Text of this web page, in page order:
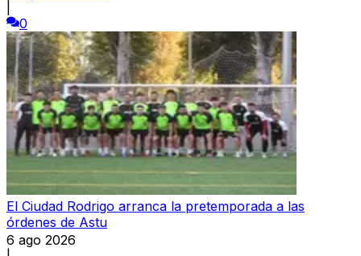
0
El Ciudad Rodrigo arranca la pretemporada a las
órdenes de Astu
6 ago 2026